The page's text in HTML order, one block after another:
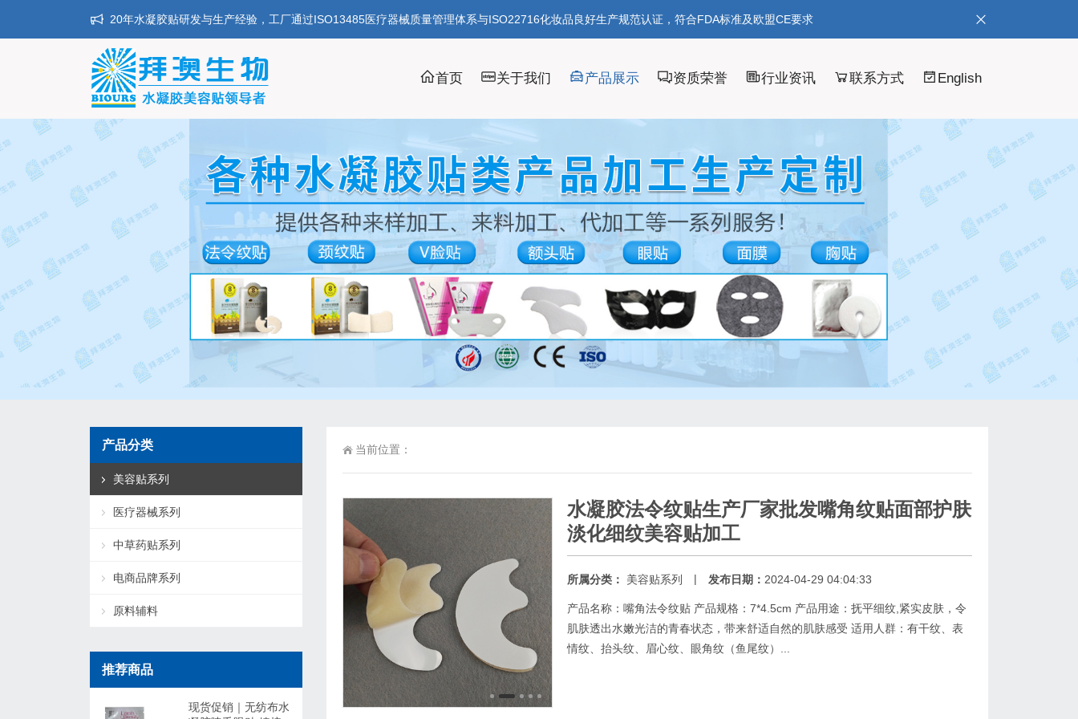
20年水凝胶贴研发与生产经验，工厂通过ISO13485医疗器械质量管理体系与ISO22716化妆品良好生产规范认证，符合FDA标准及欧盟CE要求
首页 关于我们 产品展示 资质荣誉 行业资讯 联系方式 English
当前位置：
水凝胶法令纹贴生产厂家批发嘴角纹贴面部护肤
淡化细纹美容贴加工
所属分类： 美容贴系列 | 发布日期： 2024-04-29 04:04:33
产品名称：嘴角法令纹贴 产品规格：7*4.5cm 产品用途：抚平细纹,紧实皮肤，令
肌肤透出水嫩光洁的青春状态，带来舒适自然的肌肤感受 适用人群：有干纹、表
情纹、抬头纹、眉心纹、眼角纹（鱼尾纹）...
产品分类
美容贴系列
医疗器械系列
中草药贴系列
电商品牌系列
原料辅料
推荐商品
现货促销｜无纺布水